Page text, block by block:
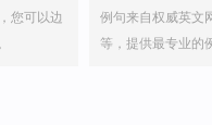
您可以边
例句来自权威英文
等，提供最专业的